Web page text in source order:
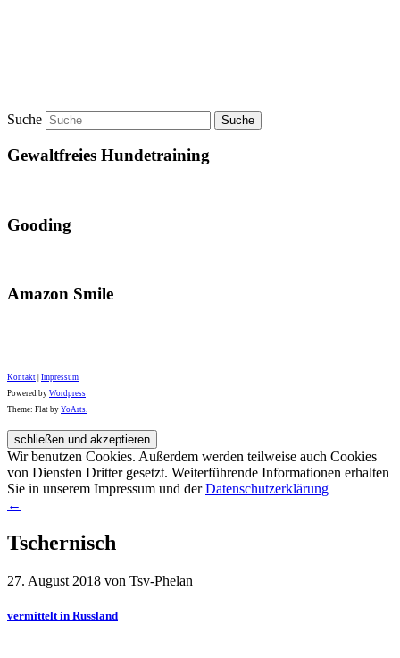
Suche
Gewaltfreies Hundetraining
Gooding
Amazon Smile
Kontakt Impressum
Powered by Wordpress
Theme: Flat by YoArts.
Wir benutzen Cookies. Außerdem werden teilweise auch Cookies
von Diensten Dritter gesetzt. Weiterführende Informationen erhalten
Sie in unserem Impressum und derDatenschutzerklärung
←
Tschernisch
27. August 2018 von Tsv-Phelan
vermittelt in Russland